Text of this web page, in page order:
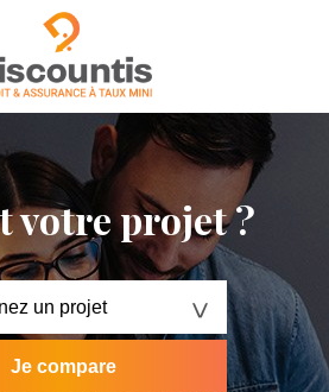
votre projet ?